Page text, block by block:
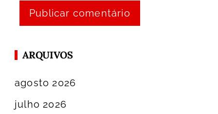
ARQUIVOS
agosto 2026
julho 2026